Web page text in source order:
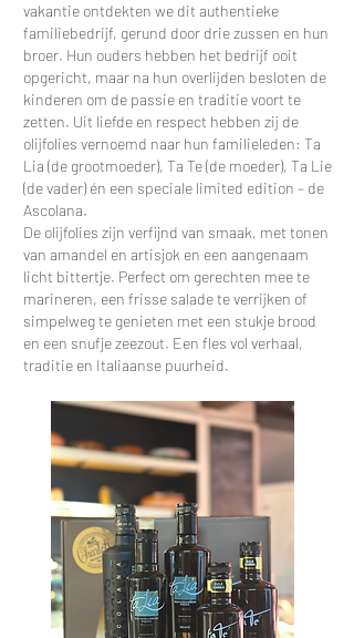
vakantie ontdekten we dit authentieke
familiebedrijf, gerund door drie zussen en hun
broer. Hun ouders hebben het bedrijf ooit
opgericht, maar na hun overlijden besloten de
kinderen om de passie en traditie voort te
zetten. Uit liefde en respect hebben zij de
olijfolies vernoemd naar hun familieleden: Ta
Lia (de grootmoeder), Ta Te (de moeder), Ta Lie
(de vader) én een speciale limited edition – de
Ascolana.
De olijfolies zijn verfijnd van smaak, met tonen
van amandel en artisjok en een aangenaam
licht bittertje. Perfect om gerechten mee te
marineren, een frisse salade te verrijken of
simpelweg te genieten met een stukje brood
en een snufje zeezout. Een fles vol verhaal,
traditie en Italiaanse puurheid.